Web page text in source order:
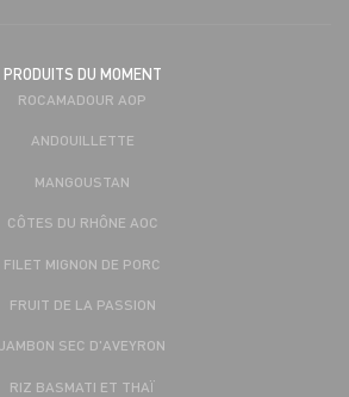
PRODUITS DU MOMENT
ROCAMADOUR AOP
ANDOUILLETTE
MANGOUSTAN
CÔTES DU RHÔNE AOC
FILET MIGNON DE PORC
FRUIT DE LA PASSION
JAMBON SEC D'AVEYRON
RIZ BASMATI ET THAÏ